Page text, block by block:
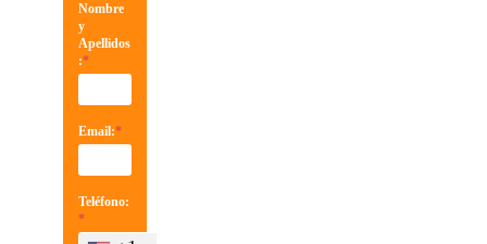
Nombre
y
Apellidos
:*
Email:*
Teléfono:
*